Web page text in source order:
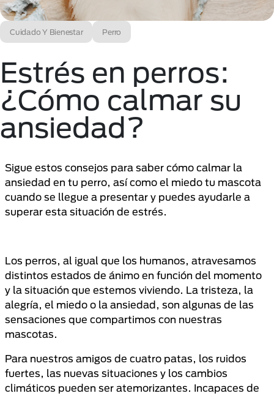
Cuidado Y Bienestar Perro
Estrés en perros:
¿Cómo calmar su
ansiedad?
Sigue estos consejos para saber cómo calmar la
ansiedad en tu perro, así como el miedo tu mascota
cuando se llegue a presentar y puedes ayudarle a
superar esta situación de estrés.
Los perros, al igual que los humanos, atravesamos
distintos estados de ánimo en función del momento
y la situación que estemos viviendo. La tristeza, la
alegría, el miedo o la ansiedad, son algunas de las
sensaciones que compartimos con nuestras
mascotas.
Para nuestros amigos de cuatro patas, los ruidos
fuertes, las nuevas situaciones y los cambios
climáticos pueden ser atemorizantes. Incapaces de